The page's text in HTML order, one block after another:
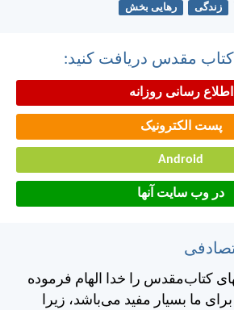
زندگی رهایی بخش
کتاب مقدس دریافت کنید:
اطلاع رسانی روزانه
پست الکترونیک
Android
در وب سایت آنها
كتاب‌مقدس را خدا الهام فرموده
ما بسيار مفيد می‌باشد، زيرا